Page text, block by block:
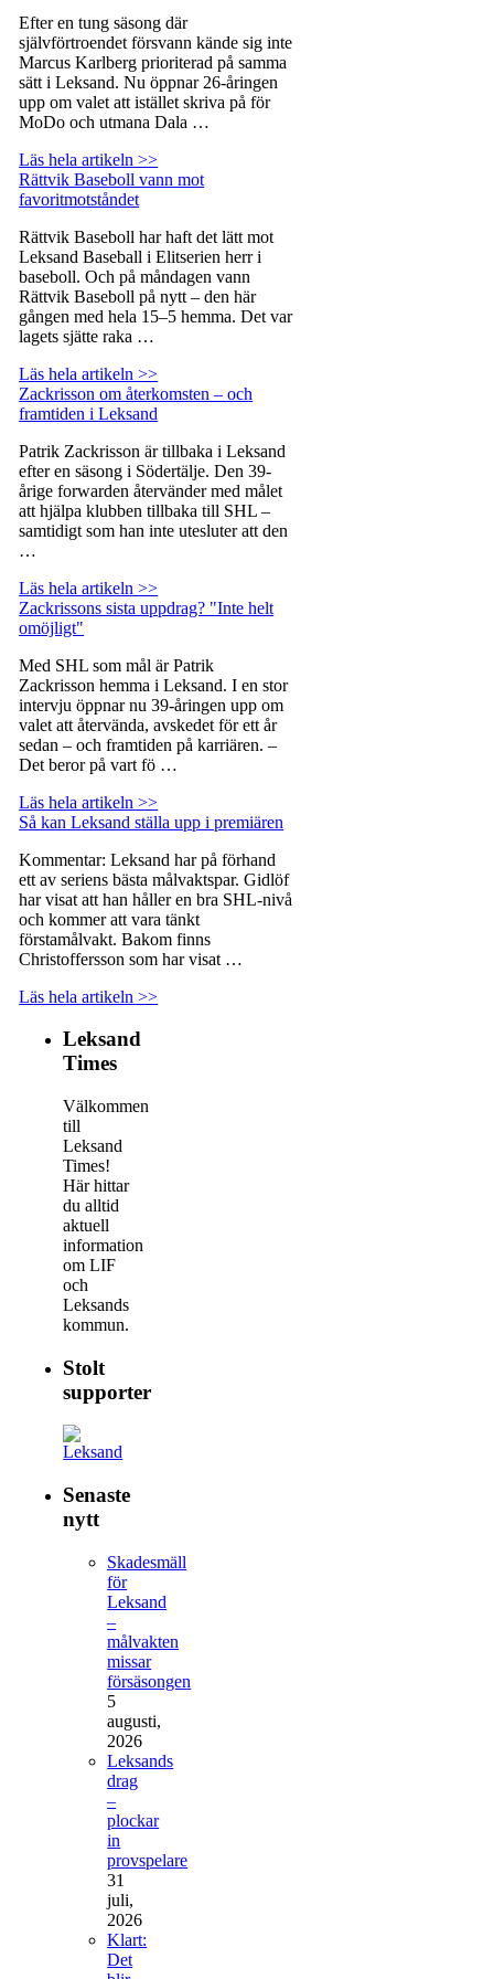
Efter en tung säsong där
självförtroendet försvann kände sig inte
Marcus Karlberg prioriterad på samma
sätt i Leksand. Nu öppnar 26-åringen
upp om valet att istället skriva på för
MoDo och utmana Dala …
Läs hela artikeln >>
Rättvik Baseboll vann mot
favoritmotståndet
Rättvik Baseboll har haft det lätt mot
Leksand Baseball i Elitserien herr i
baseboll. Och på måndagen vann
Rättvik Baseboll på nytt – den här
gången med hela 15–5 hemma. Det var
lagets sjätte raka …
Läs hela artikeln >>
Zackrisson om återkomsten – och
framtiden i Leksand
Patrik Zackrisson är tillbaka i Leksand
efter en säsong i Södertälje. Den 39-
årige forwarden återvänder med målet
att hjälpa klubben tillbaka till SHL –
samtidigt som han inte utesluter att den
…
Läs hela artikeln >>
Zackrissons sista uppdrag? "Inte helt
omöjligt"
Med SHL som mål är Patrik
Zackrisson hemma i Leksand. I en stor
intervju öppnar nu 39-åringen upp om
valet att återvända, avskedet för ett år
sedan – och framtiden på karriären. –
Det beror på vart fö …
Läs hela artikeln >>
Så kan Leksand ställa upp i premiären
Kommentar: Leksand har på förhand
ett av seriens bästa målvaktspar. Gidlöf
har visat att han håller en bra SHL-nivå
och kommer att vara tänkt
förstamålvakt. Bakom finns
Christoffersson som har visat …
Läs hela artikeln >>
Leksand
Times
Välkommen
till
Leksand
Times!
Här hittar
du alltid
aktuell
information
om LIF
och
Leksands
kommun.
Stolt
supporter
Senaste
nytt
Skadesmäll
för
Leksand
–
målvakten
missar
försäsongen
5
augusti,
2026
Leksands
drag
–
plockar
in
provspelare
31
juli,
2026
Klart:
Det